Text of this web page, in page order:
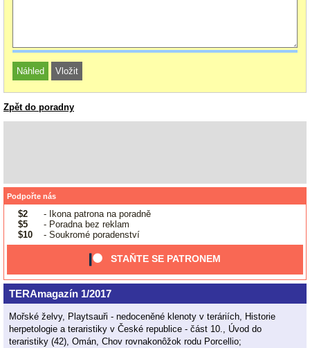
Zpět do poradny
Podpořte nás
$2
- Ikona patrona na poradně
$5
- Poradna bez reklam
$10
- Soukromé poradenství
STAŇTE SE PATRONEM
TERAmagazín 1/2017
Mořské želvy, Playtsauři - nedoceněné klenoty v teráriích, Historie
herpetologie a teraristiky v České republice - část 10., Úvod do
teraristiky (42), Omán, Chov rovnakonôžok rodu Porcellio;